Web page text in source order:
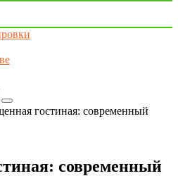
гостиная: современный
современный